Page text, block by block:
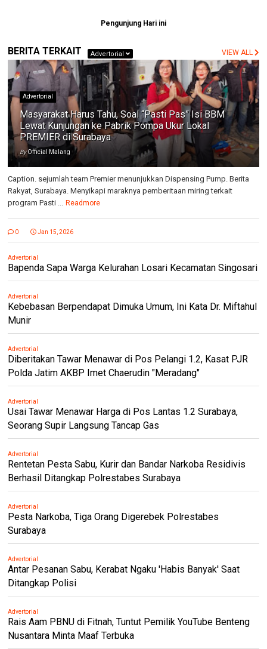
Pengunjung Hari ini
BERITA TERKAIT Advertorial VIEW ALL
Advertorial
Masyarakat Harus Tahu, Soal “Pasti Pas” Isi BBM
Lewat Kunjungan ke Pabrik Pompa Ukur Lokal
PREMIER di Surabaya
ByOfficial Malang
Caption. sejumlah team Premier menunjukkan Dispensing Pump. Berita
Rakyat, Surabaya. Menyikapi maraknya pemberitaan miring terkait
program Pasti ... Readmore
0 Jan 15, 2026
Advertorial
Bapenda Sapa Warga Kelurahan Losari Kecamatan Singosari
Advertorial
Kebebasan Berpendapat Dimuka Umum, Ini Kata Dr. Miftahul
Munir
Advertorial
Diberitakan Tawar Menawar di Pos Pelangi 1.2, Kasat PJR
Polda Jatim AKBP Imet Chaerudin "Meradang"
Advertorial
Usai Tawar Menawar Harga di Pos Lantas 1.2 Surabaya,
Seorang Supir Langsung Tancap Gas
Advertorial
Rentetan Pesta Sabu, Kurir dan Bandar Narkoba Residivis
Berhasil Ditangkap Polrestabes Surabaya
Advertorial
Pesta Narkoba, Tiga Orang Digerebek Polrestabes
Surabaya
Advertorial
Antar Pesanan Sabu, Kerabat Ngaku 'Habis Banyak' Saat
Ditangkap Polisi
Advertorial
Rais Aam PBNU di Fitnah, Tuntut Pemilik YouTube Benteng
Nusantara Minta Maaf Terbuka